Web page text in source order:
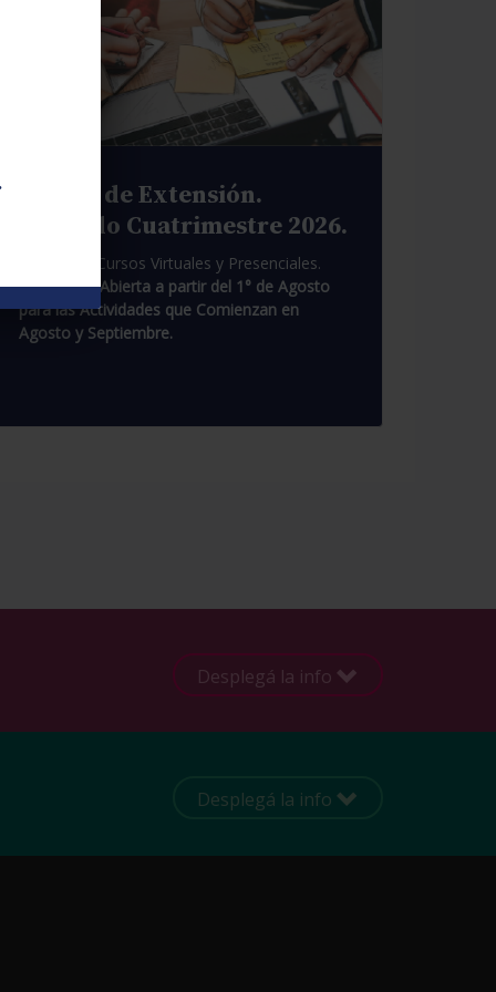
Cursos de Extensión.
Segundo Cuatrimestre 2026.
Pasantías. Cursos Virtuales y Presenciales.
Inscripción Abierta a partir del 1° de Agosto
para las Actividades que Comienzan en
Agosto y Septiembre.
Desplegá la info
Desplegá la info